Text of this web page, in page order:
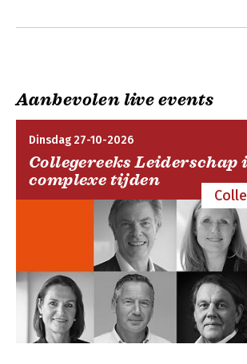
Aanbevolen live events
Dinsdag 27-10-2026
Collegereeks Leiderschap
complexe tijden